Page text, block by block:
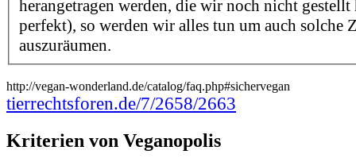
herangetragen werden, die wir noch nicht gestellt
perfekt), so werden wir alles tun um auch solche
auszuräumen.
http://vegan-wonderland.de/catalog/faq.php#sichervegan
tierrechtsforen.de/7/2658/2663
Kriterien von Veganopolis